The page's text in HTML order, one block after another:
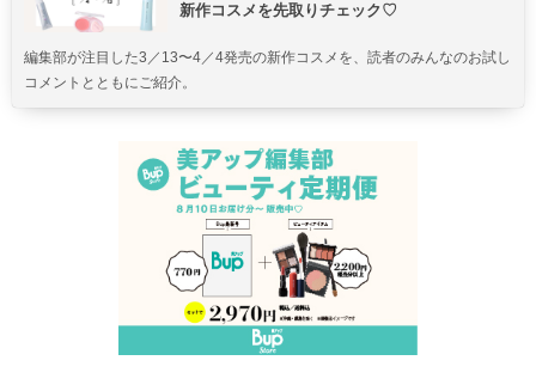
新作コスメを先取りチェック♡
編集部が注目した3／13〜4／4発売の新作コスメを、読者のみんなのお試し
コメントとともにご紹介。